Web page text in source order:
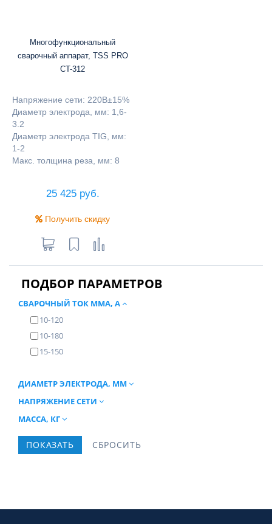
Многофункциональный
сварочный аппарат, TSS PRO
CT-312
Напряжение сети: 220В±15%
Диаметр электрода, мм: 1,6-
3.2
Диаметр электрода TIG, мм:
1-2
Макс. толщина реза, мм: 8
25 425 руб.
Получить скидку
ПОДБОР ПАРАМЕТРОВ
СВАРОЧНЫЙ ТОК ММА, А
10-120
10-180
15-150
ДИАМЕТР ЭЛЕКТРОДА, ММ
НАПРЯЖЕНИЕ СЕТИ
МАССА, КГ